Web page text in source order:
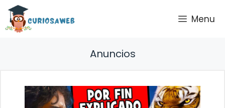
Saltar
contenido
Menu
Anuncios